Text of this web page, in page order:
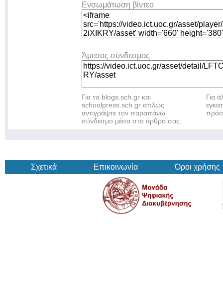
Ενσωμάτωση βίντεο
Άμεσος σύνδεσμος
Για τα blogs.sch.gr και
schoolpress.sch.gr απλώς
αντιγράψτε τον παραπάνω
σύνδεσμο μέσα στο άρθρο σας.
Για
Σχετικά Επικοινωνία Όροι χρήσης